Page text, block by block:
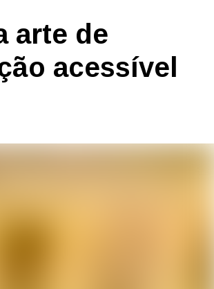
arte de
acessível